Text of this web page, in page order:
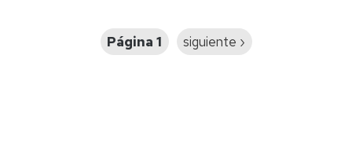
Página 1
Siguiente
siguiente ›